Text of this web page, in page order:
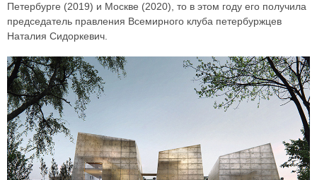
Петербурге (2019) и Москве (2020), то в этом году его получила
председатель правления Всемирного клуба петербуржцев
Наталия Сидоркевич.